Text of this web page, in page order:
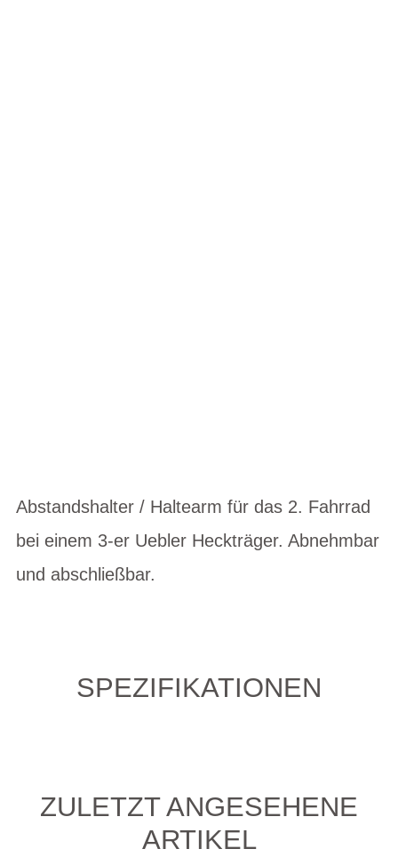
Abstandshalter / Haltearm für das 2. Fahrrad
bei einem 3-er Uebler Heckträger. Abnehmbar
und abschließbar.
SPEZIFIKATIONEN
ZULETZT ANGESEHENE
ARTIKEL